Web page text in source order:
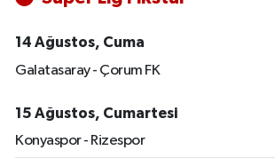
14 Ağustos, Cuma
Galatasaray - Çorum FK
15 Ağustos, Cumartesi
Konyaspor - Rizespor